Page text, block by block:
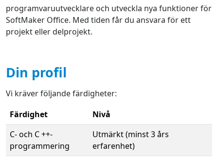
programvaruutvecklare och utveckla nya funktioner för
SoftMaker Office. Med tiden får du ansvara för ett
projekt eller delprojekt.
Din profil
Vi kräver följande färdigheter:
Färdighet
Nivå
C- och C ++-
programmering
Utmärkt (minst 3 års
erfarenhet)